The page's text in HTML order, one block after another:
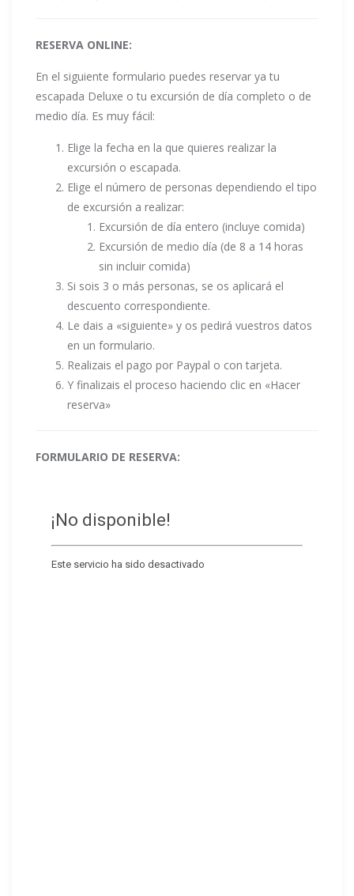
RESERVA ONLINE:
En el siguiente formulario puedes reservar ya tu
escapada Deluxe o tu excursión de día completo o de
medio día. Es muy fácil:
Elige la fecha en la que quieres realizar la
excursión o escapada.
Elige el número de personas dependiendo el tipo
de excursión a realizar:
Excursión de día entero (incluye comida)
Excursión de medio día (de 8 a 14 horas
sin incluir comida)
Si sois 3 o más personas, se os aplicará el
descuento correspondiente.
Le dais a «siguiente» y os pedirá vuestros datos
en un formulario.
Realizais el pago por Paypal o con tarjeta.
Y finalizais el proceso haciendo clic en «Hacer
reserva»
FORMULARIO DE RESERVA: